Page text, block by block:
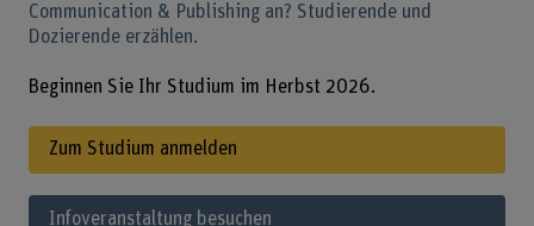
Communication & Publishing an? Studierende und
Dozierende erzählen.
Beginnen Sie Ihr Studium im Herbst 2026.
Zum Studium anmelden
Infoveranstaltung besuchen